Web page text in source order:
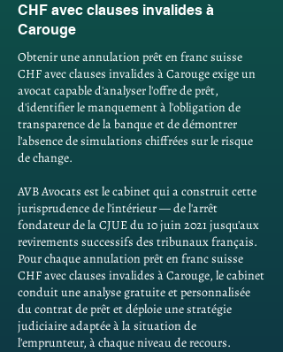
CHF avec clauses invalides à
Carouge
Obtenir une annulation prêt en franc suisse
CHF avec clauses invalides à Carouge exige un
avocat capable d'analyser l'offre de prêt,
d'identifier le manquement à l'obligation de
transparence de la banque et de démontrer
l'absence de simulations chiffrées sur le risque
de change.
AVB Avocats est le cabinet qui a construit cette
jurisprudence de l'intérieur — de l'arrêt
fondateur de la CJUE du 10 juin 2021 jusqu'aux
revirements successifs des tribunaux français.
Pour chaque annulation prêt en franc suisse
CHF avec clauses invalides à Carouge, le cabinet
conduit une analyse gratuite et personnalisée
du contrat de prêt et déploie une stratégie
judiciaire adaptée à la situation de
l'emprunteur, à chaque niveau de recours.